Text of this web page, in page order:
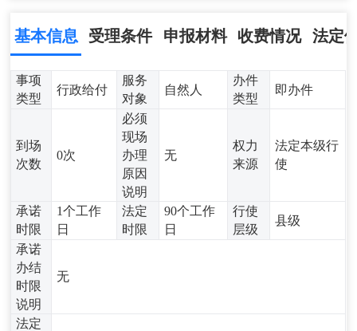
基本信息 受理条件 申报材料 收费情况 法定
事项
类型
行政给付
服务
对象
自然人
办件
类型
即办件
到场
次数
0次
必须
现场
办理
原因
说明
无
权力
来源
法定本级行
使
承诺
时限
1个工作
日
法定
时限
90个工作
日
行使
层级
县级
承诺
办结
时限
说明
无
法定